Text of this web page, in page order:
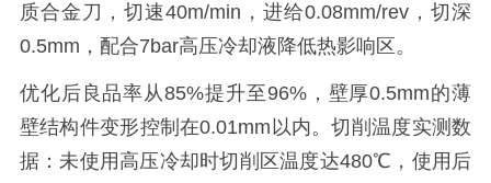
质合金刀，切速40m/min，进给0.08mm/rev，切深
0.5mm，配合7bar高压冷却液降低热影响区。
优化后良品率从85%提升至96%，壁厚0.5mm的薄
壁结构件变形控制在0.01mm以内。切削温度实测数
据：未使用高压冷却时切削区温度达480℃，使用后